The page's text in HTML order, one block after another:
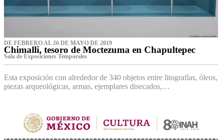
DE FEBRERO AL 26 DE MAYO DE 2019
Chimalli, tesoro de Moctezuma en Chapultepec
Sala de Exposiciones Temporales
Esta exposición con alrededor de 340 objetos entre litografías, óleos,
piezas arqueológicas, armas, ejemplares disecados,…